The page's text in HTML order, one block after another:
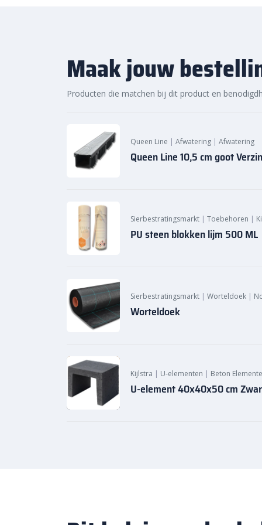
Breng de voegmortel met eenrubberspatel
voor eengelijkmatige toepassing.
Wacht15-45 minutenna het aanbrengen,
48 uurgeen extra werk over het
Duurzaamheid en milieu
GISCODE ZP1
Houdbaarheid: Tot 18 maanden wanneer op
droge, koele ruimte.
Kies voor
Maak jouw
Producten die matchen bij dit product en
Queen Line | Afwatering | Afwatering
Queen Line 10,5 cm goot
Sierbestratingsmarkt | Toebehoren |
PU steen blokken lijm 500 ML
Sierbestratingsmarkt | Worteldoek |
Worteldoek
Kijlstra | U-elementen | Beton
U-element 40x40x50 cm